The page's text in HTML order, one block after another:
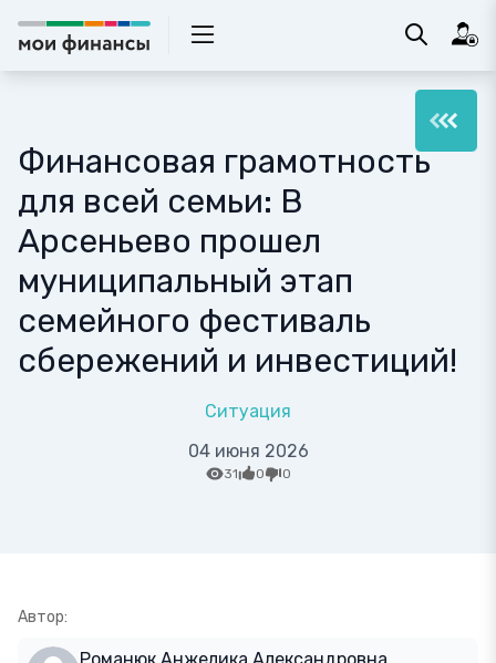
Финансовая грамотность
для всей семьи: В
Арсеньево прошел
муниципальный этап
семейного фестиваль
сбережений и инвестиций!
Ситуация
04 июня 2026
31 0 0
Автор: